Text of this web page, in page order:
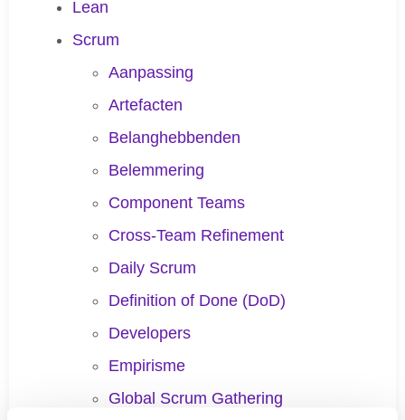
Lean
Scrum
Aanpassing
Artefacten
Belanghebbenden
Belemmering
Component Teams
Cross-Team Refinement
Daily Scrum
Definition of Done (DoD)
Developers
Empirisme
Global Scrum Gathering